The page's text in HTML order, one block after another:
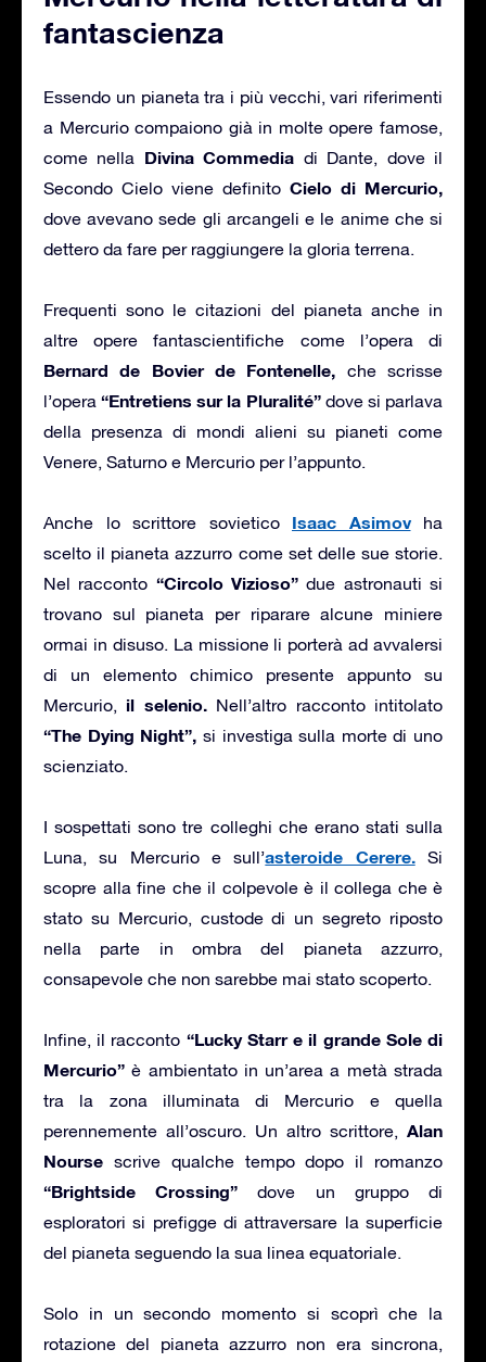
fantascienza
Essendo un pianeta tra i più vecchi, vari riferimenti
a Mercurio compaiono già in molte opere famose,
come nella Divina Commedia di Dante, dove il
Secondo Cielo viene definito Cielo di Mercurio,
dove avevano sede gli arcangeli e le anime che si
dettero da fare per raggiungere la gloria terrena.
Frequenti sono le citazioni del pianeta anche in
altre opere fantascientifiche come l’opera di
Bernard de Bovier de Fontenelle, che scrisse
l’opera“Entretiens sur la Pluralité”dove si parlava
della presenza di mondi alieni su pianeti come
Venere, Saturno e Mercurio per l’appunto.
Anche lo scrittore sovietico Isaac Asimovha
scelto il pianeta azzurro come set delle sue storie.
Nel racconto “Circolo Vizioso” due astronauti si
trovano sul pianeta per riparare alcune miniere
ormai in disuso. La missione li porterà ad avvalersi
di un elemento chimico presente appunto su
Mercurio, il selenio.Nell’altro racconto intitolato
“The Dying Night”, si investiga sulla morte di uno
scienziato.
I sospettati sono tre colleghi che erano stati sulla
Luna, su Mercurio e sull’asteroide Cerere.Si
scopre alla fine che il colpevole è il collega che è
stato su Mercurio, custode di un segreto riposto
nella parte in ombra del pianeta azzurro,
consapevole che non sarebbe mai stato scoperto.
Infine, il racconto “Lucky Starr e il grande Sole di
Mercurio” è ambientato in un’area a metà strada
tra la zona illuminata di Mercurio e quella
perennemente all’oscuro. Un altro scrittore, Alan
Nourse scrive qualche tempo dopo il romanzo
“Brightside Crossing” dove un gruppo di
esploratori si prefigge di attraversare la superficie
del pianeta seguendo la sua linea equatoriale.
Solo in un secondo momento si scoprì che la
rotazione del pianeta azzurro non era sincrona,